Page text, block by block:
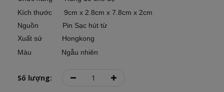
Kích thước 9cm x 2.8cm x 7.8cm x 2cm
Nguồn Pin Sạc hút từ
Xuất sứ Hongkong
Màu Ngẫu nhiên
Số lượng: